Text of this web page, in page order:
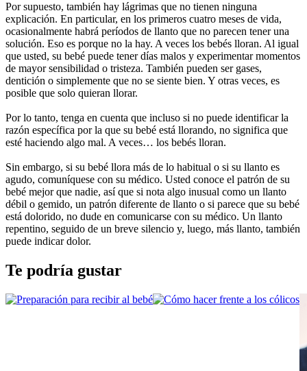
Por supuesto, también hay lágrimas que no tienen ninguna
explicación. En particular, en los primeros cuatro meses de vida,
ocasionalmente habrá períodos de llanto que no parecen tener una
solución. Eso es porque no la hay. A veces los bebés lloran. Al igual
que usted, su bebé puede tener días malos y experimentar momentos
de mayor sensibilidad o tristeza. También pueden ser gases,
dentición o simplemente que no se siente bien. Y otras veces, es
posible que solo quieran llorar.
Por lo tanto, tenga en cuenta que incluso si no puede identificar la
razón específica por la que su bebé está llorando, no significa que
esté haciendo algo mal. A veces… los bebés lloran.
Sin embargo, si su bebé llora más de lo habitual o si su llanto es
agudo, comuníquese con su médico. Usted conoce el patrón de su
bebé mejor que nadie, así que si nota algo inusual como un llanto
débil o gemido, un patrón diferente de llanto o si parece que su bebé
está dolorido, no dude en comunicarse con su médico. Un llanto
repentino, seguido de un breve silencio y, luego, más llanto, también
puede indicar dolor.
Te podría gustar